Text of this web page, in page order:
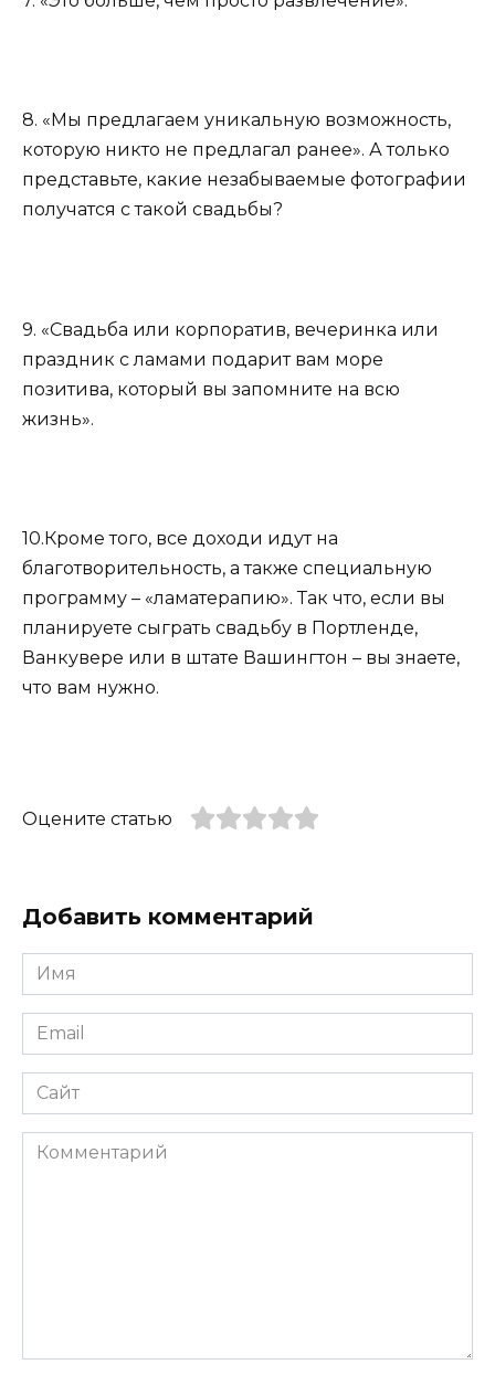
8. «Мы предлагаем уникальную возможность,
которую никто не предлагал ранее». А только
представьте, какие незабываемые фотографии
получатся с такой свадьбы?
9. «Свадьба или корпоратив, вечеринка или
праздник с ламами подарит вам море
позитива, который вы запомните на всю
жизнь».
10.Кроме того, все доходи идут на
благотворительность, а также специальную
программу – «ламатерапию». Так что, если вы
планируете сыграть свадьбу в Портленде,
Ванкувере или в штате Вашингтон – вы знаете,
что вам нужно.
Оцените статью
Добавить комментарий
Имя
*
Email
*
Сайт
Комментарий